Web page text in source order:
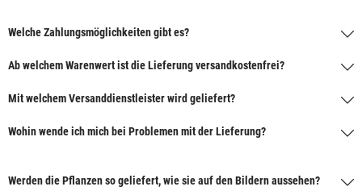
Welche Zahlungsmöglichkeiten gibt es?
Ab welchem Warenwert ist die Lieferung versandkostenfrei?
Mit welchem Versanddienstleister wird geliefert?
Wohin wende ich mich bei Problemen mit der Lieferung?
Werden die Pflanzen so geliefert, wie sie auf den Bildern aussehen?